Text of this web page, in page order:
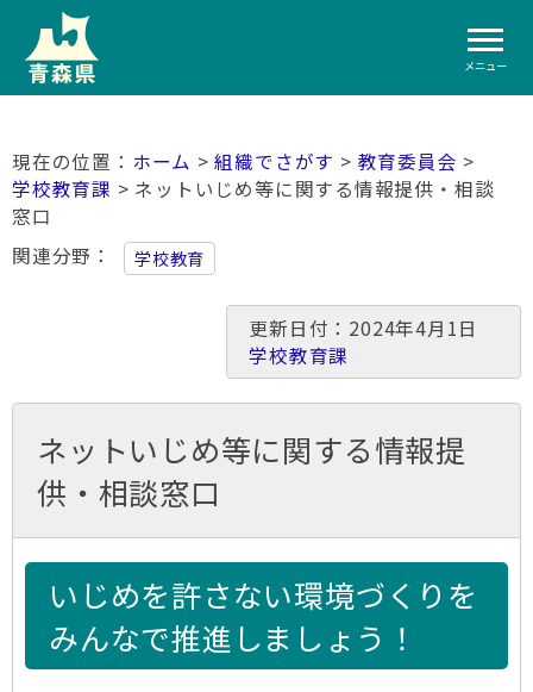
メニュー
ホーム >組織でさがす > 教育委員会 >
学校教育課 > ネットいじめ等に関する情報提供・相談
窓口
関連分野
学校教育
更新日付：2024年4月1日
学校教育課
ネットいじめ等に関する情報提
供・相談窓口
いじめを許さない環境づくりを
みんなで推進しましょう！